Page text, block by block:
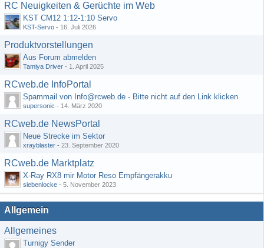
RC Neuigkeiten & Gerüchte im Web
KST CM12 1:12-1:10 Servo
KST-Servo - 16. Juli 2026
Produktvorstellungen
Aus Forum abmelden
Tamiya Driver - 1. April 2025
RCweb.de InfoPortal
Spammail von Info@rcweb.de - Bitte nicht auf den Link klicken
supersonic - 14. März 2020
RCweb.de NewsPortal
Neue Strecke im Sektor
xrayblaster - 23. September 2020
RCweb.de Marktplatz
X-Ray RX8 mir Motor Reso Empfängerakku
siebenlocke - 5. November 2023
Allgemein
Allgemeines
Turnigy Sender